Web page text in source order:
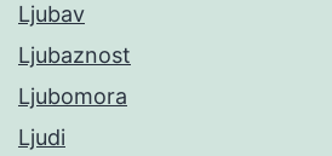
Ljubav
Ljubaznost
Ljubomora
Ljudi